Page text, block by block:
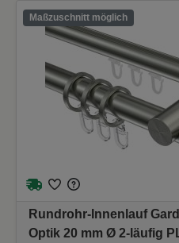
Maßzuschnitt möglich
Rundrohr-Innenlauf
Optik 20 mm Ø 2-läufig